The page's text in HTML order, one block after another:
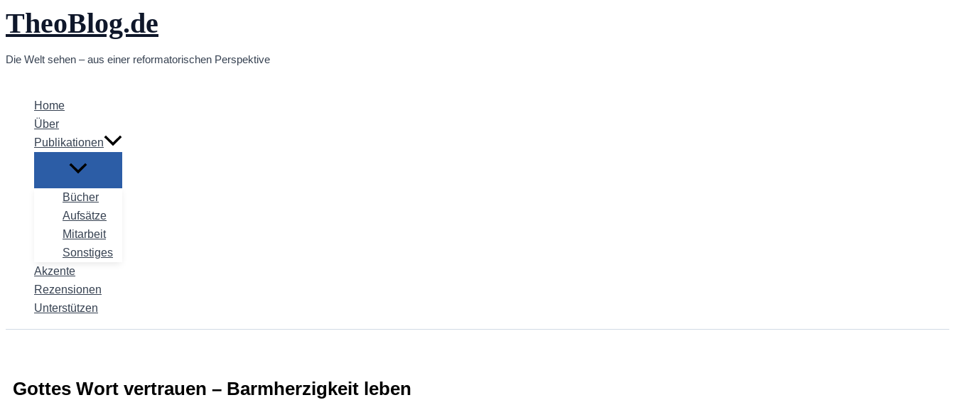
Zum
Inhalt
TheoBlog.de
Die Welt sehen – aus einer reformatorischen Perspektive
Home
Über
Publikationen
Bücher
Aufsätze
Mitarbeit
Sonstiges
Akzente
Rezensionen
Unterstützen
Gottes Wort vertrauen – Barmherzigkeit leben